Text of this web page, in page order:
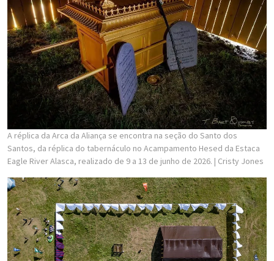
A réplica da Arca da Aliança se encontra na seção do Santo dos
Santos, da réplica do tabernáculo no Acampamento Hesed da Estaca
Eagle River Alasca, realizado de 9 a 13 de junho de 2026. | Cristy Jones